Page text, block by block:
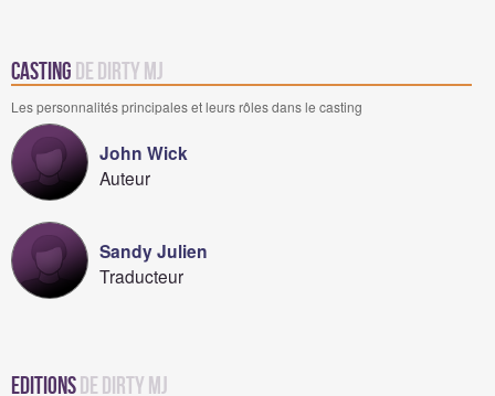
Casting de Dirty MJ
Les personnalités principales et leurs rôles dans le casting
John Wick
Auteur
Sandy Julien
Traducteur
Editionsde Dirty MJ